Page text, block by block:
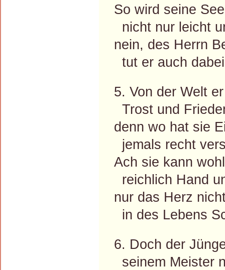
So wird seine
nicht nur leicht
nein, des Herrn
tut er auch
5. Von der Welt
Trost und
denn wo hat sie
jemals recht
Ach sie kann
reichlich Hand
nur das Herz
in des Lebens
6. Doch der
seinem Meister